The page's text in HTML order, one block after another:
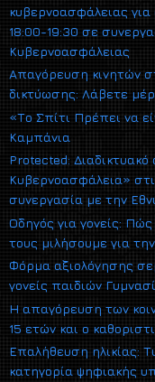
κυβερνοασφάλειας
18:00-19:30 σε
Κυβερνοασφάλειας
Απαγόρευση κινητών
δικτύωσης: Λάβετε
«Το Σπίτι Πρέπει να
Καμπάνια
Protected:
Κυβερνοασφάλεια»
συνεργασία με την
Οδηγός για γονείς:
τους μιλήσουμε για
Φόρμα αξιολόγησης
γονείς παιδιών
Η απαγόρευση των
15 ετών και ο
Επαλήθευση ηλικίας:
κατηγορία ψηφιακής